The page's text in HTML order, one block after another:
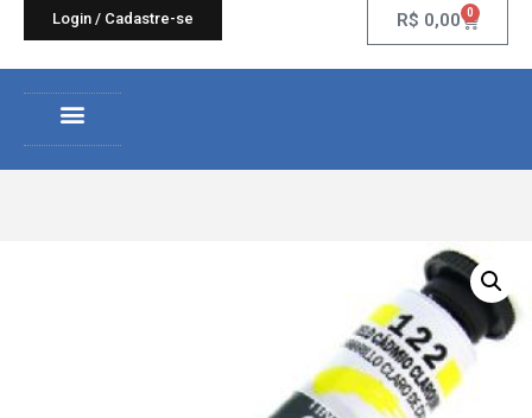
Login / Cadastre-se R$ 0,00 0